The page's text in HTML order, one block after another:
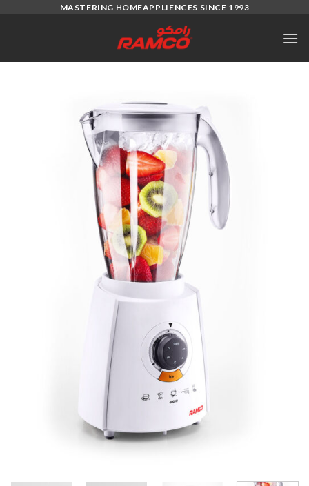
content
MASTERING HOMEAPPLIENCES SINCE 1993